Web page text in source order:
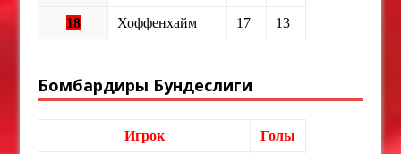
18 Хоффенхайм 17 13
Бомбардиры Бундеслиги
Игрок Голы